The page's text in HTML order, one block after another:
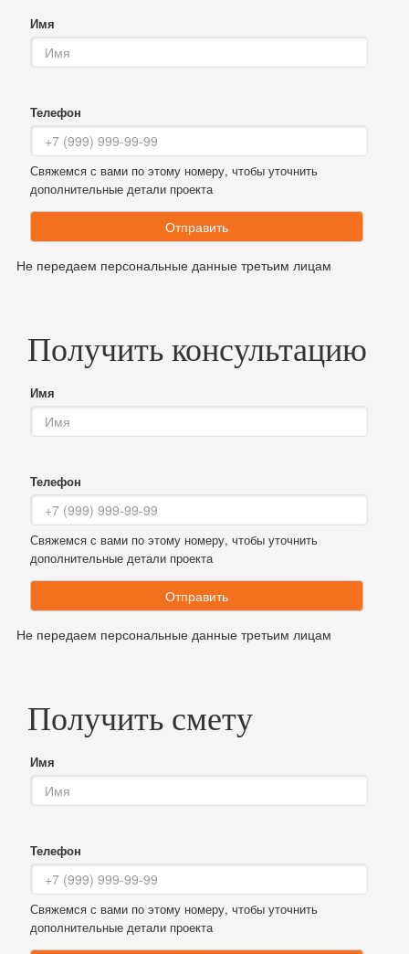
Имя
Телефон
Свяжемся с вами по этому номеру, чтобы уточнить
дополнительные детали проекта
Отправить
Не передаем персональные данные третьим лицам
Получить консультацию
Имя
Телефон
Свяжемся с вами по этому номеру, чтобы уточнить
дополнительные детали проекта
Отправить
Не передаем персональные данные третьим лицам
Получить смету
Имя
Телефон
Свяжемся с вами по этому номеру, чтобы уточнить
дополнительные детали проекта